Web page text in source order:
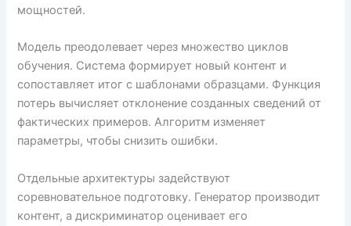
мощностей.
Модель преодолевает через множество циклов
обучения. Система формирует новый контент и
сопоставляет итог с шаблонами образцами. Функция
потерь вычисляет отклонение созданных сведений от
фактических примеров. Алгоритм изменяет
параметры, чтобы снизить ошибки.
Отдельные архитектуры задействуют
соревновательное подготовку. Генератор производит
контент, а дискриминатор оценивает его